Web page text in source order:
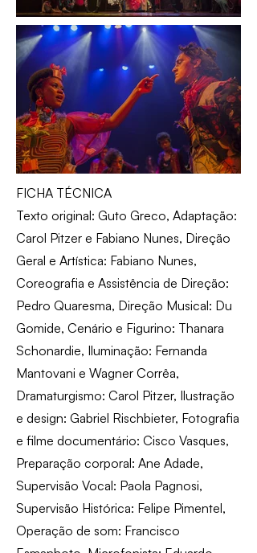
FICHA TÉCNICA
Texto original: Guto Greco, Adaptação:
Carol Pitzer e Fabiano Nunes, Direção
Geral e Artística: Fabiano Nunes,
Coreografia e Assistência de Direção:
Pedro Quaresma, Direção Musical: Du
Gomide, Cenário e Figurino: Thanara
Schonardie, Iluminação: Fernanda
Mantovani e Wagner Corrêa,
Dramaturgismo: Carol Pitzer, Ilustração
e design: Gabriel Rischbieter, Fotografia
e filme documentário: Cisco Vasques,
Preparação corporal: Ane Adade,
Supervisão Vocal: Paola Pagnosi,
Supervisão Histórica: Felipe Pimentel,
Operação de som: Francisco